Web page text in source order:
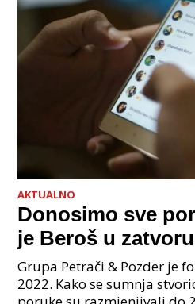
AKTUALNO
Donosimo sve
je Beroš u
godinama. Tko
sljedeći uhićen?
Grupa Petrači & Pozder je
2022. Kako se sumnja